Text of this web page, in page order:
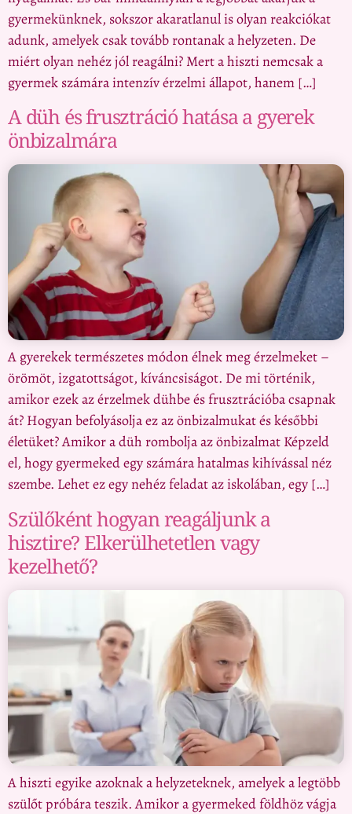
gyermekünknek, sokszor akaratlanul is olyan reakciókat
adunk, amelyek csak tovább rontanak a helyzeten. De
miért olyan nehéz jól reagálni? Mert a hiszti nemcsak a
gyermek számára intenzív érzelmi állapot, hanem […]
A düh és frusztráció hatása a gyerek
önbizalmára
A gyerekek természetes módon élnek meg érzelmeket –
örömöt, izgatottságot, kíváncsiságot. De mi történik,
amikor ezek az érzelmek dühbe és frusztrációba csapnak
át? Hogyan befolyásolja ez az önbizalmukat és későbbi
életüket? Amikor a düh rombolja az önbizalmat Képzeld
el, hogy gyermeked egy számára hatalmas kihívással néz
szembe. Lehet ez egy nehéz feladat az iskolában, egy […]
Szülőként hogyan reagáljunk a
hisztire? Elkerülhetetlen vagy
kezelhető?
A hiszti egyike azoknak a helyzeteknek, amelyek a legtöbb
szülőt próbára teszik. Amikor a gyermeked földhöz vágja